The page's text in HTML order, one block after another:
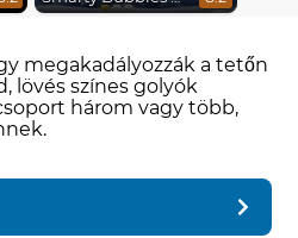
megakadályozzák a tetőn
lövés színes golyók
három vagy több,